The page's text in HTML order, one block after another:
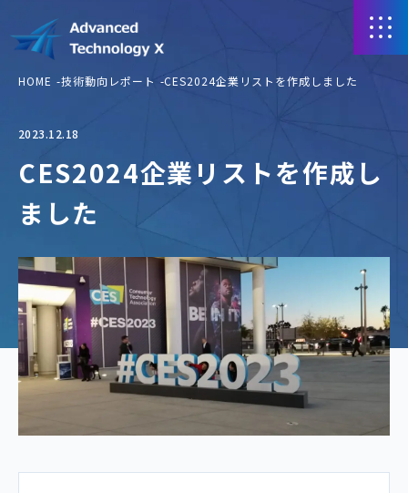
HOME 技術動向レポート CES2024企業リストを作成しました
2023.12.18
CES2024企業リストを作成し
ました